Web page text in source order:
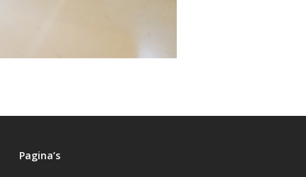
Pagina’s